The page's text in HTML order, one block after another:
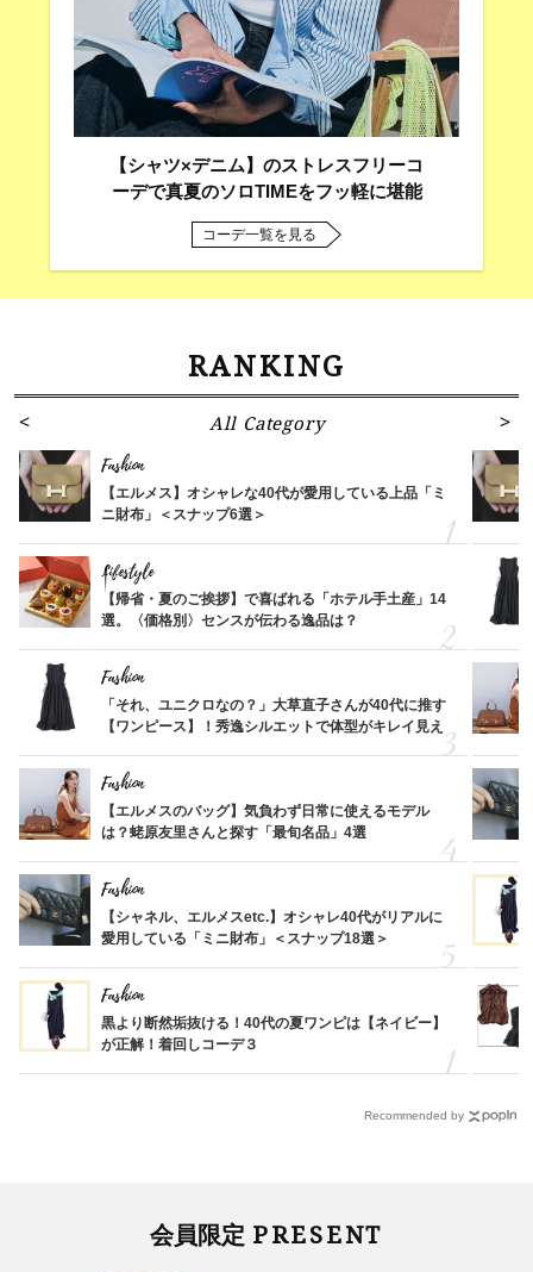
【シャツ×デニム】のストレスフリーコ
ーデで真夏のソロTIMEをフッ軽に堪能
コーデ一覧を見る
RANKING
All Category
Fashion
【エルメス】オシャレな40代が愛用している上品「ミ
ニ財布」＜スナップ6選＞
Lifestyle
【帰省・夏のご挨拶】で喜ばれる「ホテル手土産」14
選。〈価格別〉センスが伝わる逸品は？
Fashion
「それ、ユニクロなの？」大草直子さんが40代に推す
【ワンピース】！秀逸シルエットで体型がキレイ見え
Fashion
【エルメスのバッグ】気負わず日常に使えるモデル
は？蛯原友里さんと探す「最旬名品」4選
Fashion
【シャネル、エルメスetc.】オシャレ40代がリアルに
愛用している「ミニ財布」＜スナップ18選＞
Fashion
黒より断然垢抜ける！40代の夏ワンピは【ネイビー】
が正解！着回しコーデ３
Recommended by
会員限定 PRESENT